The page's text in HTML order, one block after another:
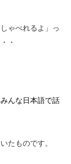
ゃべれるよ」っ
・
んな日本語で話
たものです。